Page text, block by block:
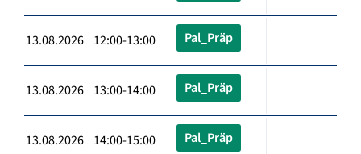
13.08.2026 12:00-13:00 Pal_Präp
13.08.2026 13:00-14:00 Pal_Präp
13.08.2026 14:00-15:00 Pal_Präp